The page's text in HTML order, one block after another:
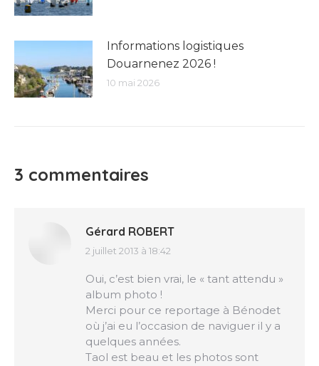
Informations logistiques
Douarnenez 2026 !
10 mai 2026
3 commentaires
Gérard ROBERT
dit
2 juillet 2013 à 18:42
Oui, c’est bien vrai, le « tant attendu »
album photo !
Merci pour ce reportage à Bénodet
où j’ai eu l’occasion de naviguer il y a
quelques années.
Taol est beau et les photos sont